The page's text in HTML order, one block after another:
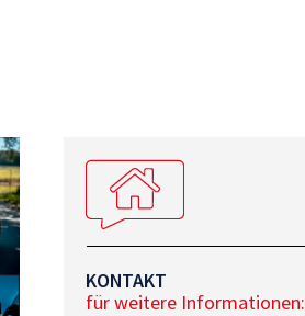
KONTAKT
für weitere Informationen: